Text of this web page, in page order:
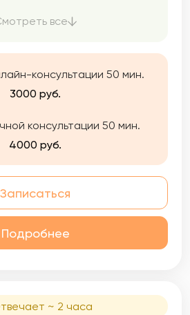
супервизора и
все
консультации 50 мин.
3000 руб.
консультации 50 мин.
4000 руб.
Записаться
Подробнее
~ 2 часа